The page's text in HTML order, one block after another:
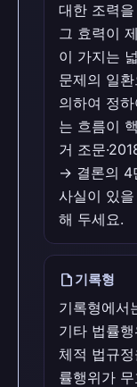
대한 조력
그 효력이
이 가지는
문제의 일
의하여 정
는 흐름이
거 조문
→ 결론의 4
사실이 있
해 두세요.
draft 기록형
기록형에서
기타 법률
체적 법규
률행위가